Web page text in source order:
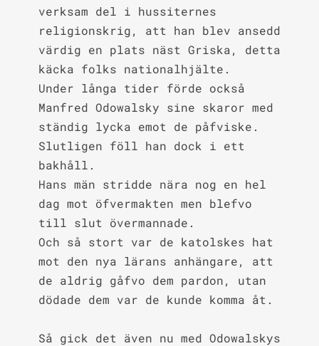
verksam del i hussiternes
religionskrig, att han blev ansedd
värdig en plats näst Griska, detta
käcka folks nationalhjälte.
Under långa tider förde också
Manfred Odowalsky sine skaror med
ständig lycka emot de påfviske.
Slutligen föll han dock i ett
bakhåll.
Hans män stridde nära nog en hel
dag mot öfvermakten men blefvo
till slut övermannade.
Och så stort var de katolskes hat
mot den nya lärans anhängare, att
de aldrig gåfvo dem pardon, utan
dödade dem var de kunde komma åt.
Så gick det även nu med Odowalskys